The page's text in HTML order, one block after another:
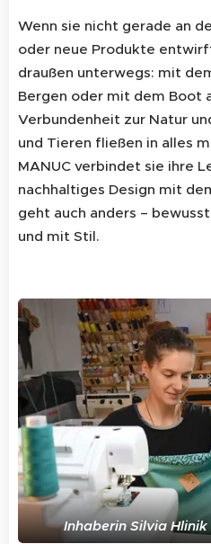
Wenn sie nicht gerade an
oder neue Produkte
draußen unterwegs: mit
Bergen oder mit dem Boot
Verbundenheit zur Natur
und Tieren fließen in alles
MANUC verbindet sie ihre
nachhaltiges Design mit
geht auch anders –
und mit Stil.
Inhaberin Silvia